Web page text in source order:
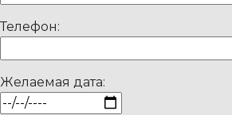
Телефон:
Желаемая дата: